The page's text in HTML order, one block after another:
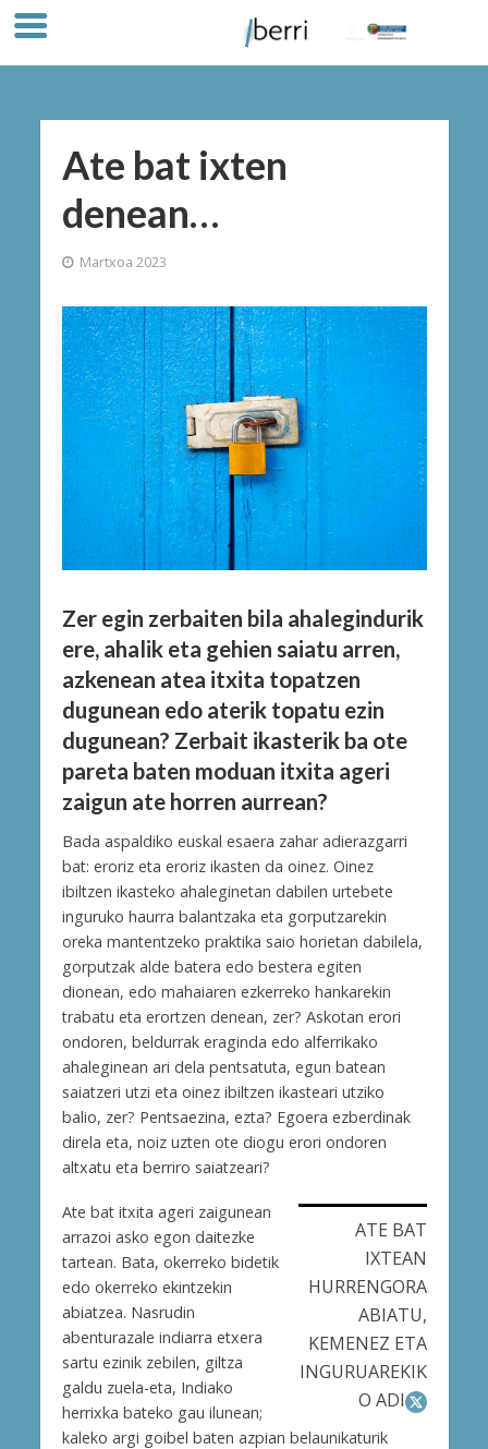
Ate bat ixten
denean…
Martxoa 2023
Zer egin zerbaiten bila ahalegindurik
ere, ahalik eta gehien saiatu arren,
azkenean atea itxita topatzen
dugunean edo aterik topatu ezin
dugunean? Zerbait ikasterik ba ote
pareta baten moduan itxita ageri
zaigun ate horren aurrean?
Bada aspaldiko euskal esaera zahar adierazgarri
bat: eroriz eta eroriz ikasten da oinez. Oinez
ibiltzen ikasteko ahaleginetan dabilen urtebete
inguruko haurra balantzaka eta gorputzarekin
oreka mantentzeko praktika saio horietan dabilela,
gorputzak alde batera edo bestera egiten
dionean, edo mahaiaren ezkerreko hankarekin
trabatu eta erortzen denean, zer? Askotan erori
ondoren, beldurrak eraginda edo alferrikako
ahaleginean ari dela pentsatuta, egun batean
saiatzeri utzi eta oinez ibiltzen ikasteari utziko
balio, zer? Pentsaezina, ezta? Egoera ezberdinak
direla eta, noiz uzten ote diogu erori ondoren
altxatu eta berriro saiatzeari?
ATE BAT
IXTEAN
HURRENGORA
ABIATU,
KEMENEZ ETA
INGURUAREKIK
O ADI
Ate bat itxita ageri zaigunean
arrazoi asko egon daitezke
tartean. Bata, okerreko bidetik
edo okerreko ekintzekin
abiatzea. Nasrudin
abenturazale indiarra etxera
sartu ezinik zebilen, giltza
galdu zuela-eta, Indiako
herrixka bateko gau ilunean;
kaleko argi goibel baten azpian belaunikaturik